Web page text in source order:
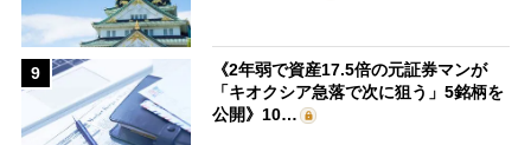
9
《2年弱で資産17.5倍の元証券マンが
「キオクシア急落で次に狙う」5銘柄を
公開》10…